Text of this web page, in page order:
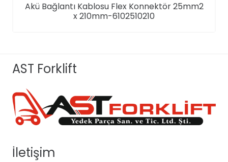
Akü Bağlantı Kablosu Flex Konnektör 25mm2
x 210mm-6102510210
AST Forklift
İletişim